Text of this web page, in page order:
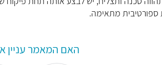
ספורטיבית מתאימה.
האם המאמר עניין